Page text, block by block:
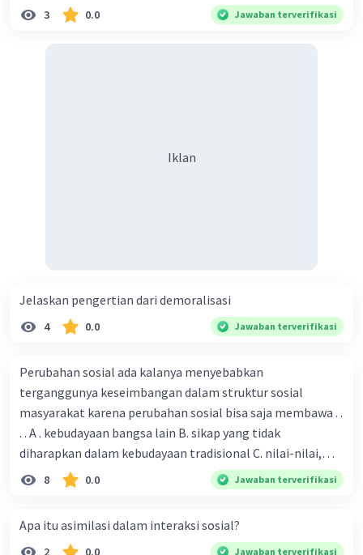
3 0.0 Jawaban terverifikasi
Iklan
Jelaskan pengertian dari demoralisasi
4 0.0 Jawaban terverifikasi
Perubahan sosial ada kalanya menyebabkan
terganggunya keseimbangan dalam struktur sosial
masyarakat karena perubahan sosial bisa saja membawa . .
. . A . kebudayaan bangsa lain B. sikap yang tidak
diharapkan dalam kebudayaan tradisional C. nilai-nilai,
sikap, dan pola . perilaku yang berbeda D. tidak sesuai
dengan kebudayaan masyarakat setempat
8 0.0 Jawaban terverifikasi
Apa itu asimilasi dalam interaksi sosial?
2 0.0 Jawaban terverifikasi